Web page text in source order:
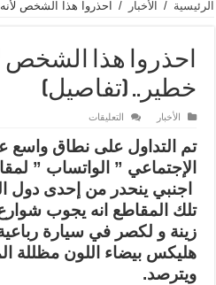
الرئيسية / الأخبار / احذروا هذا الشخص
احذروا هذا الشخص
خطير.. (تفاصيل)
الأخبار التعليقات
هذا
الشخص
لأنه
مجرم
خطير..
(تفاصيل)
مغلقة
تم التداول على نطاق واسع
الإجتماعي ” الواتساب ”
اجنبي ينحدر من إحدى دول
تلك المقاطع انه يجوب
زينة و لكصر في سيارة
هليكس بيضاء اللون مظللة
ويترصد.